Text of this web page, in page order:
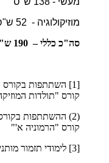
מוזיקולוגיה - 52 ש"ס
סה"כ כללי – 190 ש"ס
[1] השתתפות בקורס
קורס "תולדות
(2) ההשתתפות
קורס "הרמוניה א'"
[3] לימודי תזמור מותנים בסיום הקורס "תורת הכלים".